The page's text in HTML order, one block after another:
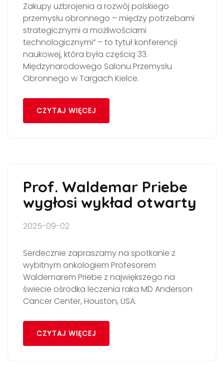
Zakupy uzbrojenia a rozwój polskiego
przemysłu obronnego – między potrzebami
strategicznymi a możliwościami
technologicznymi” – to tytuł konferencji
naukowej, która była częścią 33.
Międzynarodowego Salonu Przemysłu
Obronnego w Targach Kielce.
CZYTAJ WIĘCEJ
Prof. Waldemar Priebe
wygłosi wykład otwarty
2025-09-02
Serdecznie zapraszamy na spotkanie z
wybitnym onkologiem Profesorem
Waldemarem Priebe z największego na
świecie ośrodka leczenia raka MD Anderson
Cancer Center, Houston, USA.
CZYTAJ WIĘCEJ